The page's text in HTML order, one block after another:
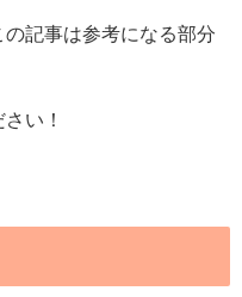
記事は参考になる部分
い！